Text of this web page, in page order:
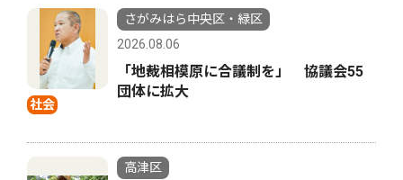
社会
さがみはら中央区・緑区
2026.08.06
「地裁相模原に合議制を」 協議会55
団体に拡大
高津区